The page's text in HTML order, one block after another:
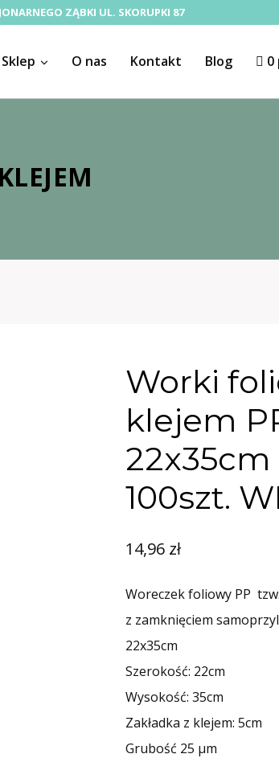
ZĄBKI UL. SKORUPKI 87
Sklep O nas Kontakt Blog 0
Worki
klejem
22x35cm
100szt.
14,96 zł
Woreczek foliowy PP
z zamknięciem
22x35cm
Szerokość: 22cm
Wysokość: 35cm
Zakładka z klejem: 5cm
Grubość 25 μm